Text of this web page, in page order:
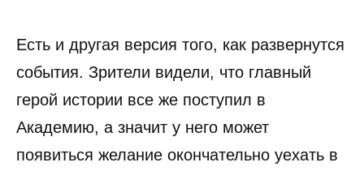
Есть и другая версия того, как развернутся
события. Зрители видели, что главный
герой истории все же поступил в
Академию, а значит у него может
появиться желание окончательно уехать в